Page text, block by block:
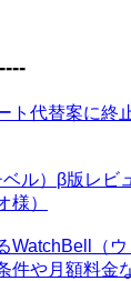
ト代替案に終
ル）β版レビ
様）
WatchBell（
件や月額料金